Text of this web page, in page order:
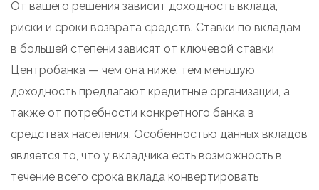
От вашего решения зависит доходность вклада,
риски и сроки возврата средств. Ставки по вкладам
в большей степени зависят от ключевой ставки
Центробанка — чем она ниже, тем меньшую
доходность предлагают кредитные организации, а
также от потребности конкретного банка в
средствах населения. Особенностью данных вкладов
является то, что у вкладчика есть возможность в
течение всего срока вклада конвертировать